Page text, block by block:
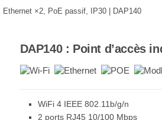
Ethernet ×2, PoE passif, IP30 | DAP140
DAP140 : Point d’accès
WiFi 4 IEEE 802.11b/g/n
2 ports RJ45 10/100 Mbps